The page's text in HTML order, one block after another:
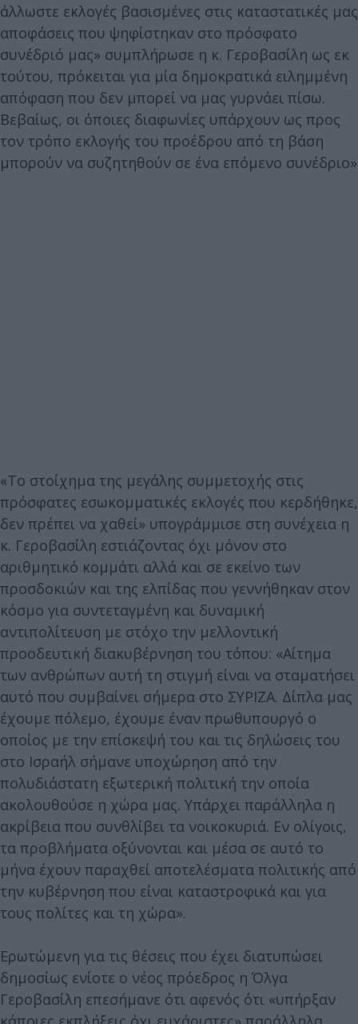
άλλωστε εκλογές βασισμένες στις καταστατικές μας
αποφάσεις που ψηφίστηκαν στο πρόσφατο
συνέδριό μας» συμπλήρωσε η κ. Γεροβασίλη ως εκ
τούτου, πρόκειται για μία δημοκρατικά ειλημμένη
απόφαση που δεν μπορεί να μας γυρνάει πίσω.
Βεβαίως, οι όποιες διαφωνίες υπάρχουν ως προς
τον τρόπο εκλογής του προέδρου από τη βάση
μπορούν να συζητηθούν σε ένα επόμενο συνέδριο»
«Το στοίχημα της μεγάλης συμμετοχής στις
πρόσφατες εσωκομματικές εκλογές που κερδήθηκε,
δεν πρέπει να χαθεί» υπογράμμισε στη συνέχεια η
κ. Γεροβασίλη εστιάζοντας όχι μόνον στο
αριθμητικό κομμάτι αλλά και σε εκείνο των
προσδοκιών και της ελπίδας που γεννήθηκαν στον
κόσμο για συντεταγμένη και δυναμική
αντιπολίτευση με στόχο την μελλοντική
προοδευτική διακυβέρνηση του τόπου: «Αίτημα
των ανθρώπων αυτή τη στιγμή είναι να σταματήσει
αυτό που συμβαίνει σήμερα στο ΣΥΡΙΖΑ. Δίπλα μας
έχουμε πόλεμο, έχουμε έναν πρωθυπουργό ο
οποίος με την επίσκεψή του και τις δηλώσεις του
στο Ισραήλ σήμανε υποχώρηση από την
πολυδιάστατη εξωτερική πολιτική την οποία
ακολουθούσε η χώρα μας. Υπάρχει παράλληλα η
ακρίβεια που συνθλίβει τα νοικοκυριά. Εν ολίγοις,
τα προβλήματα οξύνονται και μέσα σε αυτό το
μήνα έχουν παραχθεί αποτελέσματα πολιτικής από
την κυβέρνηση που είναι καταστροφικά και για
τους πολίτες και τη χώρα».
Ερωτώμενη για τις θέσεις που έχει διατυπώσει
δημοσίως ενίοτε ο νέος πρόεδρος η Όλγα
Γεροβασίλη επεσήμανε ότι αφενός ότι «υπήρξαν